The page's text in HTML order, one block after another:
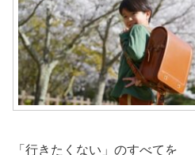
「行きたくない」のすべてを